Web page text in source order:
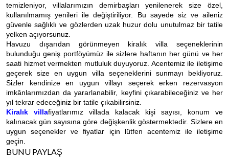
temizleniyor, villalarımızın demirbaşları yenilenerek size özel,
kullanılmamış yenileri ile değiştiriliyor. Bu sayede siz ve aileniz
güvenle sağlıklı ve gözlerden uzak huzur dolu unutulmaz bir tatile
yelken açıyorsunuz.
Havuzu dışarıdan görünmeyen kiralık villa seçeneklerinin
bulunduğu geniş portföyümüz ile sizlere haftanın her günü ve her
saati hizmet vermekten mutluluk duyuyoruz. Acentemiz ile iletişime
geçerek size en uygun villa seçeneklerini sunmayı bekliyoruz.
Sizler kendinize en uygun villayı seçerek erken rezervasyon
imkânlarımızdan da yararlanabilir, keyfini çıkarabileceğiniz ve her
yıl tekrar edeceğiniz bir tatile çıkabilirsiniz.
Kiralık villafiyatlarımız villada kalacak kişi sayısı, konum ve
kalınacak gün sayısına göre değişkenlik göstermektedir. Sizlere en
uygun seçenekler ve fiyatlar için lütfen acentemiz ile iletişime
geçin.
BUNU PAYLAŞ